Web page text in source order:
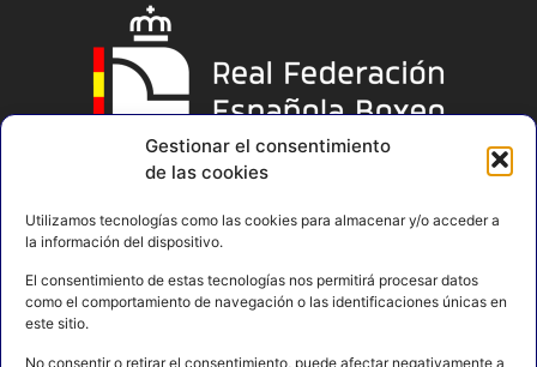
Gestionar el consentimiento
de las cookies
Utilizamos tecnologías como las cookies para almacenar y/o acceder a
la información del dispositivo.
El consentimiento de estas tecnologías nos permitirá procesar datos
como el comportamiento de navegación o las identificaciones únicas en
este sitio.
No consentir o retirar el consentimiento, puede afectar negativamente a